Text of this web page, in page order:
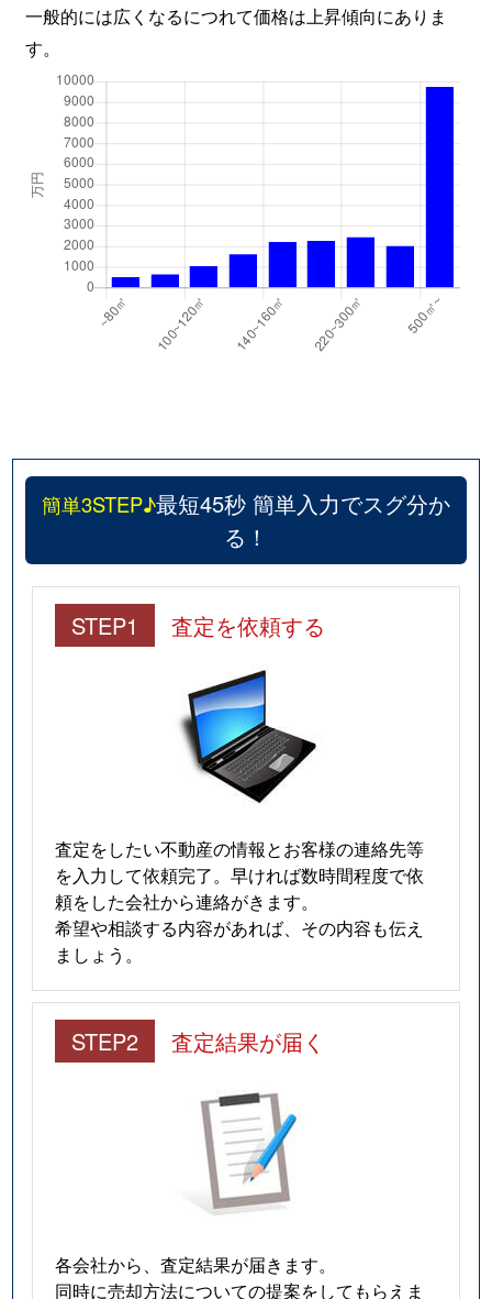
一般的には広くなるにつれて価格は上昇傾向にありま
す。
簡単3STEP♪最短45秒 簡単入力でスグ分か
る！
STEP1 査定を依頼する
査定をしたい不動産の情報とお客様の連絡先等
を入力して依頼完了。早ければ数時間程度で依
頼をした会社から連絡がきます。
希望や相談する内容があれば、その内容も伝え
ましょう。
STEP2 査定結果が届く
各会社から、査定結果が届きます。
同時に売却方法についての提案をしてもらえま